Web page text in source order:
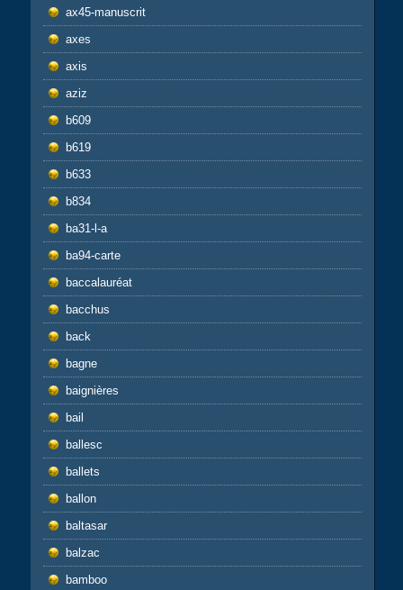
ax45-manuscrit
axes
axis
aziz
b609
b619
b633
b834
ba31-l-a
ba94-carte
baccalauréat
bacchus
back
bagne
baignières
bail
ballesc
ballets
ballon
baltasar
balzac
bamboo